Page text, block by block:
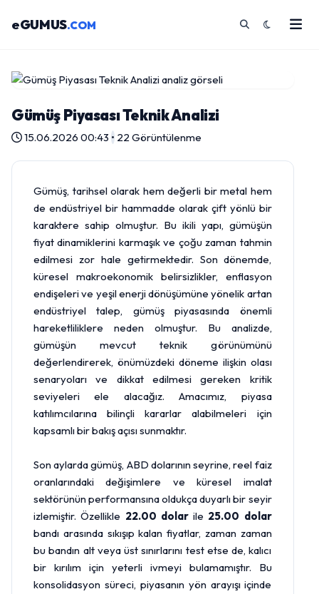
eGUMUS.COM
Gümüş Piyasası Teknik Analizi
15.06.2026 00:43 • 22 Görüntülenme
Gümüş, tarihsel olarak hem değerli bir metal hem
de endüstriyel bir hammadde olarak çift yönlü bir
karaktere sahip olmuştur. Bu ikili yapı, gümüşün
fiyat dinamiklerini karmaşık ve çoğu zaman tahmin
edilmesi zor hale getirmektedir. Son dönemde,
küresel makroekonomik belirsizlikler, enflasyon
endişeleri ve yeşil enerji dönüşümüne yönelik artan
endüstriyel talep, gümüş piyasasında önemli
hareketliliklere neden olmuştur. Bu analizde,
gümüşün mevcut teknik görünümünü
değerlendirerek, önümüzdeki döneme ilişkin olası
senaryoları ve dikkat edilmesi gereken kritik
seviyeleri ele alacağız. Amacımız, piyasa
katılımcılarına bilinçli kararlar alabilmeleri için
kapsamlı bir bakış açısı sunmaktır.
Son aylarda gümüş, ABD dolarının seyrine, reel faiz
oranlarındaki değişimlere ve küresel imalat
sektörünün performansına oldukça duyarlı bir seyir
izlemiştir. Özellikle 22.00 dolarile 25.00 dolar
bandı arasında sıkışıp kalan fiyatlar, zaman zaman
bu bandın alt veya üst sınırlarını test etse de, kalıcı
bir kırılım için yeterli ivmeyi bulamamıştır. Bu
konsolidasyon süreci, piyasanın yön arayışı içinde